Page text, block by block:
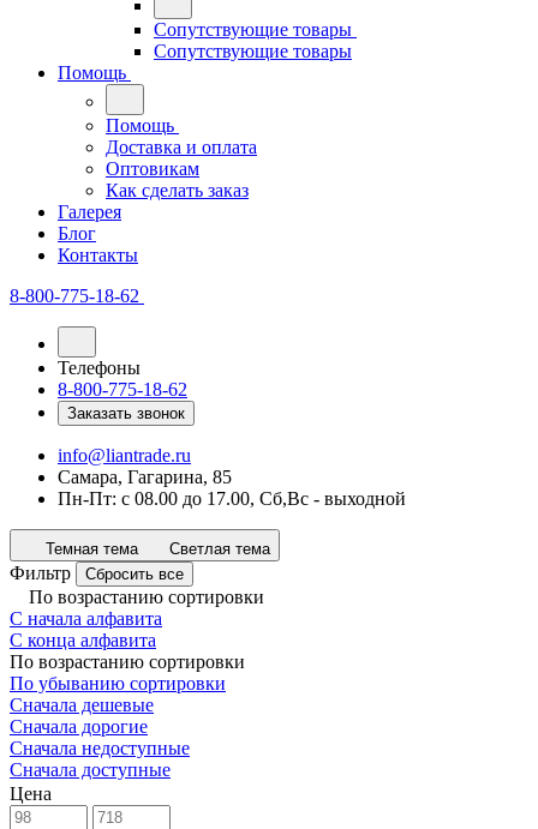
Сопутствующие товары
Сопутствующие товары
Помощь
Помощь
Доставка и оплата
Оптовикам
Как сделать заказ
Галерея
Блог
Контакты
8-800-775-18-62
Телефоны
8-800-775-18-62
Заказать звонок
info@liantrade.ru
Самара, Гагарина, 85
Пн-Пт: c 08.00 до 17.00, Cб,Вс - выходной
Темная тема Светлая тема
Фильтр Сбросить все
По возрастанию сортировки
С начала алфавита
С конца алфавита
По возрастанию сортировки
По убыванию сортировки
Сначала дешевые
Сначала дорогие
Сначала недоступные
Сначала доступные
Цена